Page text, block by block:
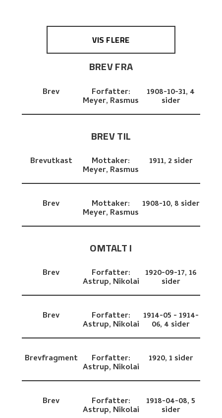
VIS FLERE
BREV FRA
Brev Forfatter:
Meyer, Rasmus
1908-10-31, 4
sider
BREV TIL
Brevutkast Mottaker:
Meyer, Rasmus
1911, 2 sider
Brev Mottaker:
Meyer, Rasmus
1908-10, 8 sider
OMTALT I
Brev Forfatter:
Astrup, Nikolai
1920-09-17,16
sider
Brev Forfatter:
Astrup, Nikolai
1914-05 - 1914-
06, 4 sider
Brevfragment Forfatter:
Astrup, Nikolai
1920,1 sider
Brev Forfatter:
Astrup, Nikolai
1918-04-08,5
sider